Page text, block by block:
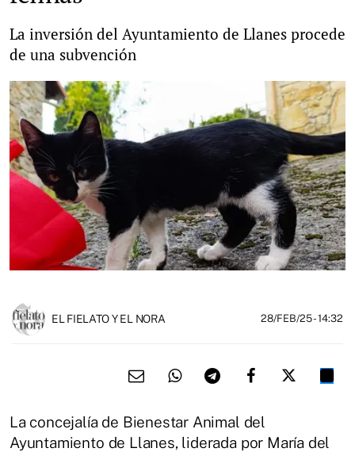
La inversión del Ayuntamiento de Llanes procede
de una subvención
EL FIELATO Y EL NORA 28/FEB/25- 14:32
La concejalía de Bienestar Animal del
Ayuntamiento de Llanes, liderada por María del